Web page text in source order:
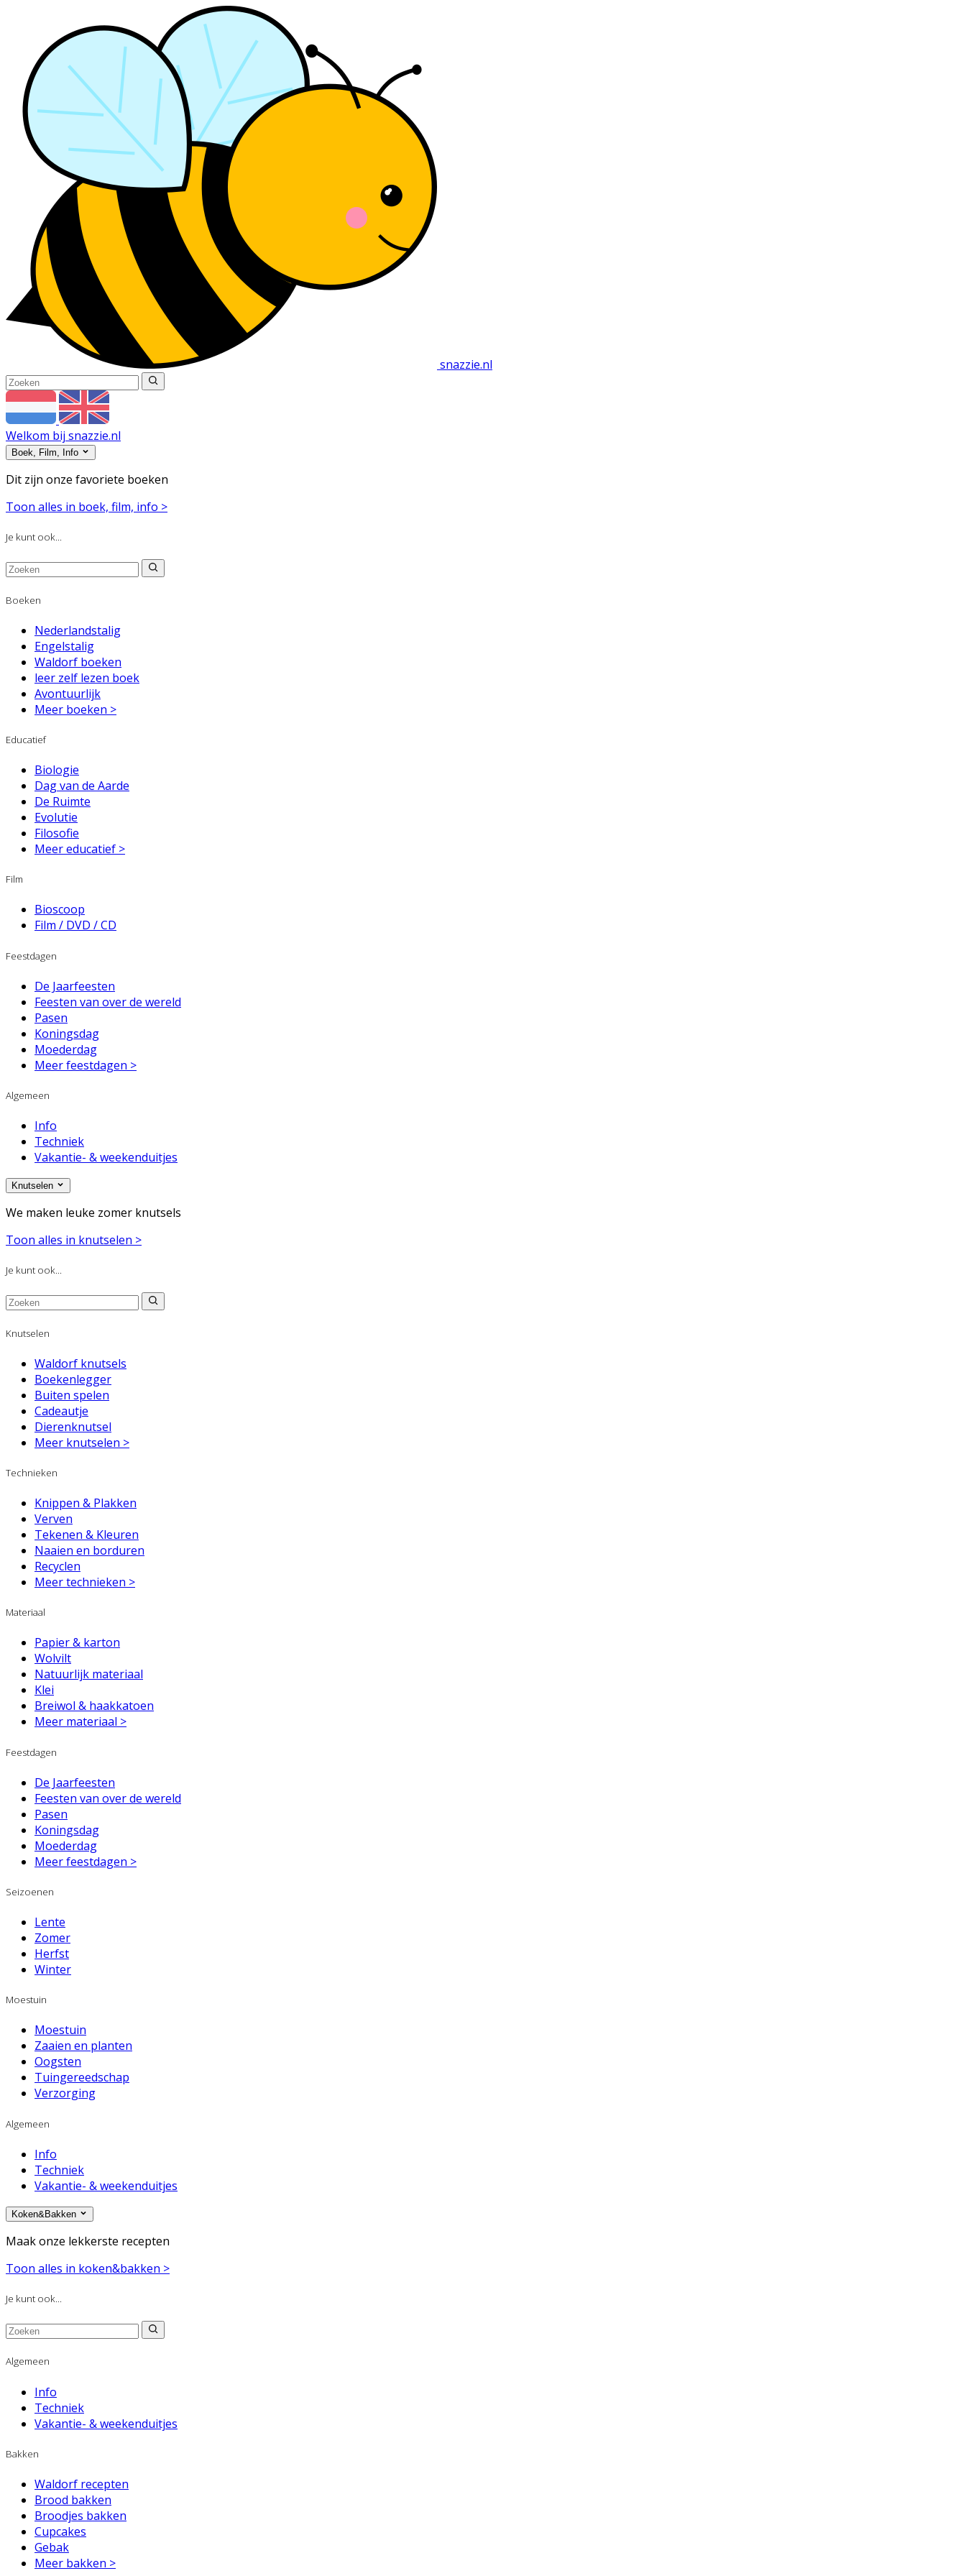
snazzie.nl
Welkom bij snazzie.nl
Boek, Film, Info
Dit zijn onze favoriete boeken
Toon alles in boek, film, info >
Je kunt ook...
Boeken
Nederlandstalig
Engelstalig
Waldorf boeken
leer zelf lezen boek
Avontuurlijk
Meer boeken >
Educatief
Biologie
Dag van de Aarde
De Ruimte
Evolutie
Filosofie
Meer educatief >
Film
Bioscoop
Film / DVD / CD
Feestdagen
De Jaarfeesten
Feesten van over de wereld
Pasen
Koningsdag
Moederdag
Meer feestdagen >
Algemeen
Info
Techniek
Vakantie- & weekenduitjes
Knutselen
We maken leuke zomer knutsels
Toon alles in knutselen >
Je kunt ook...
Knutselen
Waldorf knutsels
Boekenlegger
Buiten spelen
Cadeautje
Dierenknutsel
Meer knutselen >
Technieken
Knippen & Plakken
Verven
Tekenen & Kleuren
Naaien en borduren
Recyclen
Meer technieken >
Materiaal
Papier & karton
Wolvilt
Natuurlijk materiaal
Klei
Breiwol & haakkatoen
Meer materiaal >
Feestdagen
De Jaarfeesten
Feesten van over de wereld
Pasen
Koningsdag
Moederdag
Meer feestdagen >
Seizoenen
Lente
Zomer
Herfst
Winter
Moestuin
Moestuin
Zaaien en planten
Oogsten
Tuingereedschap
Verzorging
Algemeen
Info
Techniek
Vakantie- & weekenduitjes
Koken&Bakken
Maak onze lekkerste recepten
Toon alles in koken&bakken >
Je kunt ook...
Algemeen
Info
Techniek
Vakantie- & weekenduitjes
Bakken
Waldorf recepten
Brood bakken
Broodjes bakken
Cupcakes
Gebak
Meer bakken >